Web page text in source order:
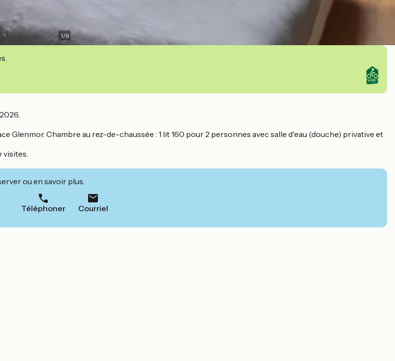
1/6
Glenmor. Chambre au rez-de-chaussée : 1 lit 160 pour 2 personnes avec salle d'eau (douche) privative et
visites.
ou en savoir plus.
Téléphoner Courriel